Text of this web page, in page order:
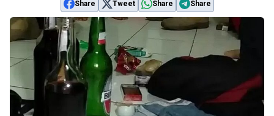
Share Tweet Share Share